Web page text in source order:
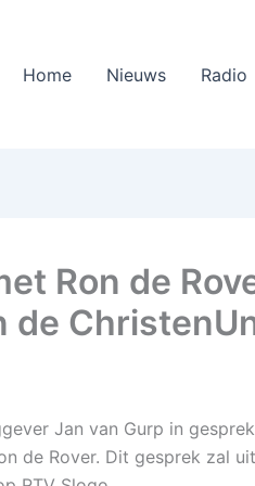
Home Nieuws Radio
Ron de
de
Jan van Gurp in
de Rover. Dit gesprek zal